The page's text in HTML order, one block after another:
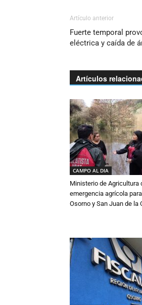
Artículo anterior
Fuerte temporal
eléctrica y caída de
Artículos
CAMPO AL DIA
Ministerio de Agricultura
emergencia agrícola para
Osorno y San Juan de la